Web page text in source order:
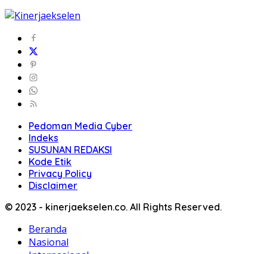
Pedoman Media Cyber
Indeks
SUSUNAN REDAKSI
Kode Etik
Privacy Policy
Disclaimer
© 2023 - kinerjaekselen.co. All Rights Reserved.
Beranda
Nasional